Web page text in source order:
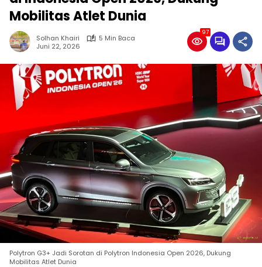
Mobilitas Atlet Dunia
Solhan Khairi
5 Min Baca
Juni 22, 2026
97
Polytron G3+ Jadi Sorotan di Polytron Indonesia Open 2026, Dukung
Mobilitas Atlet Dunia